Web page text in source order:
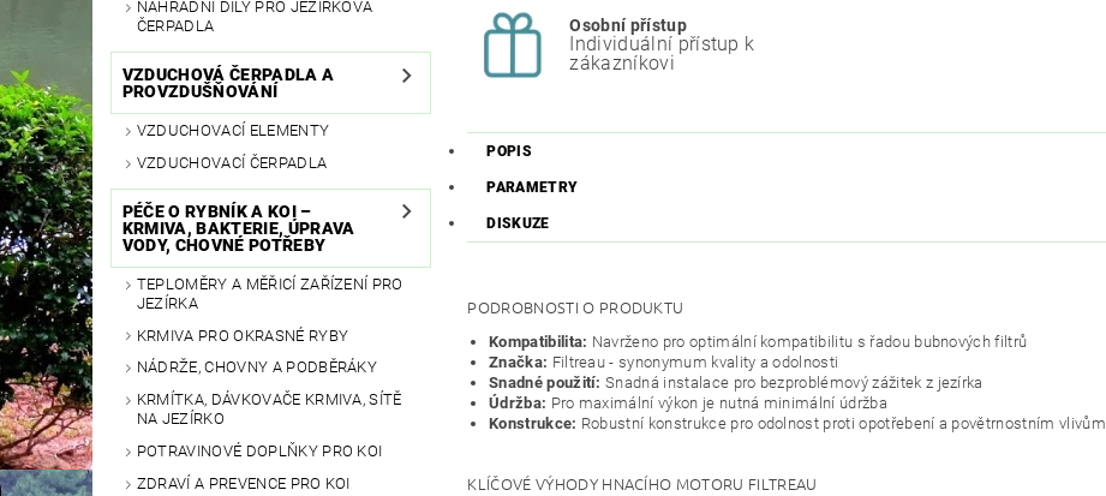
NÁHRADNÍ DÍLY PRO JEZÍRKOVÁ
ČERPADLA
VZDUCHOVÁ ČERPADLA A
PROVZDUŠŇOVÁNÍ
VZDUCHOVACÍ ELEMENTY
VZDUCHOVACÍ ČERPADLA
PÉČE O RYBNÍK A KOI –
KRMIVA, BAKTERIE, ÚPRAVA
VODY, CHOVNÉ POTŘEBY
TEPLOMĚRY A MĚŘICÍ ZAŘÍZENÍ PRO
JEZÍRKA
KRMIVA PRO OKRASNÉ RYBY
NÁDRŽE, CHOVNY A PODBĚRÁKY
KRMÍTKA, DÁVKOVAČE KRMIVA, SÍTĚ
NA JEZÍRKO
POTRAVINOVÉ DOPLŇKY PRO KOI
ZDRAVÍ A PREVENCE PRO KOI
Osobní přístup
Individuální přístup k
zákazníkovi
POPIS
PARAMETRY
DISKUZE
PODROBNOSTI O PRODUKTU
Kompatibilita: Navrženo pro optimální kompatibilitu s řadou bubnových filtrů
Značka: Filtreau - synonymum kvality a odolnosti
Snadné použití: Snadná instalace pro bezproblémový zážitek z jezírka
Údržba: Pro maximální výkon je nutná minimální údržba
Konstrukce: Robustní konstrukce pro odolnost proti opotřebení a povětrnostním vlivům
KLÍČOVÉ VÝHODY HNACÍHO MOTORU FILTREAU